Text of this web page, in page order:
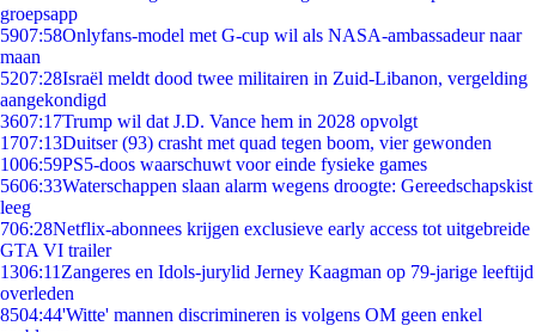
groepsapp
5907:58Onlyfans-model met G-cup wil als NASA-ambassadeur naar
maan
5207:28Israël meldt dood twee militairen in Zuid-Libanon, vergelding
aangekondigd
3607:17Trump wil dat J.D. Vance hem in 2028 opvolgt
1707:13Duitser (93) crasht met quad tegen boom, vier gewonden
1006:59PS5-doos waarschuwt voor einde fysieke games
5606:33Waterschappen slaan alarm wegens droogte: Gereedschapskist
leeg
706:28Netflix-abonnees krijgen exclusieve early access tot uitgebreide
GTA VI trailer
1306:11 Zangeres en Idols-jurylid Jerney Kaagman op 79-jarige leeftijd
overleden
8504:44'Witte' mannen discrimineren is volgens OM geen enkel